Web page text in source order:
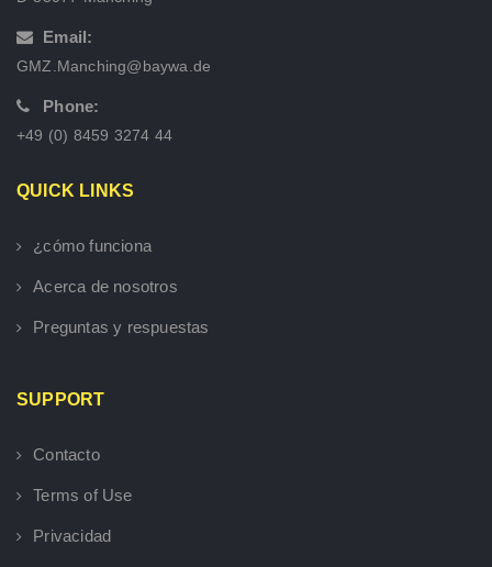
Email:
GMZ.Manching@baywa.de
Phone:
+49 (0) 8459 3274 44
QUICK LINKS
¿cómo funciona
Acerca de nosotros
Preguntas y respuestas
SUPPORT
Contacto
Terms of Use
Privacidad